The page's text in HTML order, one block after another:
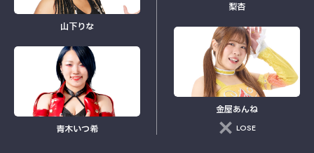
山下りな
青木いつ希
梨杏
金屋あんね
LOSE